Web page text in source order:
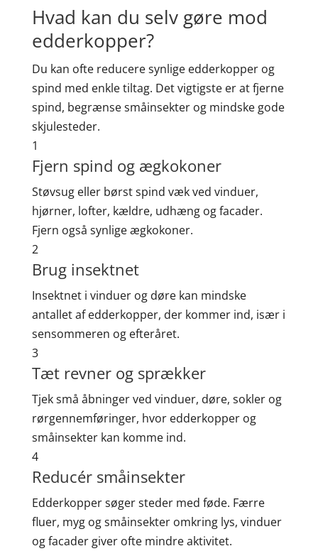
Hvad kan du selv gøre mod
edderkopper?
Du kan ofte reducere synlige edderkopper og
spind med enkle tiltag. Det vigtigste er at fjerne
spind, begrænse småinsekter og mindske gode
skjulesteder.
1
Fjern spind og ægkokoner
Støvsug eller børst spind væk ved vinduer,
hjørner, lofter, kældre, udhæng og facader.
Fjern også synlige ægkokoner.
2
Brug insektnet
Insektnet i vinduer og døre kan mindske
antallet af edderkopper, der kommer ind, især i
sensommeren og efteråret.
3
Tæt revner og sprækker
Tjek små åbninger ved vinduer, døre, sokler og
rørgennemføringer, hvor edderkopper og
småinsekter kan komme ind.
4
Reducér småinsekter
Edderkopper søger steder med føde. Færre
fluer, myg og småinsekter omkring lys, vinduer
og facader giver ofte mindre aktivitet.